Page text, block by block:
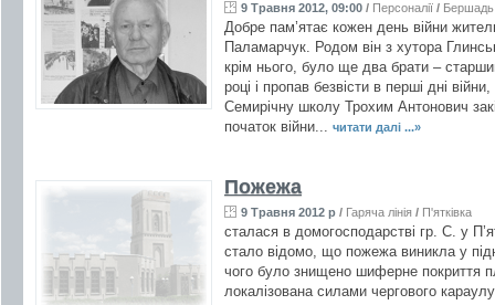
9 Травня 2012, 09:00 / Персоналії / Бершадь
Добре пам’ятає кожен день війни
Паламарчук. Родом він з хутора
крім нього, було ще два брати –
році і пропав безвісти в перші дні
Семирічну школу Трохим Антонович
початок війни... читати далі ...»
Пожежа
9 Травня 2012 р / Гаряча лінія / П'ятківка
сталася в домогосподарстві гр. С. у
стало відомо, що пожежа виникла у
чого було знищено шиферне
локалізована силами чергового